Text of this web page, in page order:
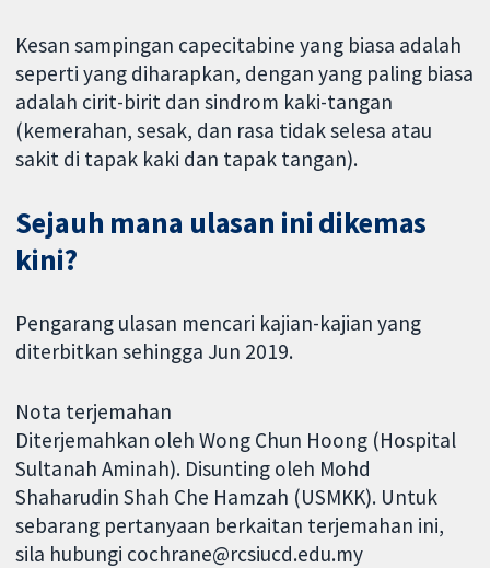
Kesan sampingan capecitabine yang biasa adalah
seperti yang diharapkan, dengan yang paling biasa
adalah cirit-birit dan sindrom kaki-tangan
(kemerahan, sesak, dan rasa tidak selesa atau
sakit di tapak kaki dan tapak tangan).
Sejauh mana ulasan ini dikemas
kini?
Pengarang ulasan mencari kajian-kajian yang
diterbitkan sehingga Jun 2019.
Nota terjemahan
Diterjemahkan oleh Wong Chun Hoong (Hospital
Sultanah Aminah). Disunting oleh Mohd
Shaharudin Shah Che Hamzah (USMKK). Untuk
sebarang pertanyaan berkaitan terjemahan ini,
sila hubungi cochrane@rcsiucd.edu.my